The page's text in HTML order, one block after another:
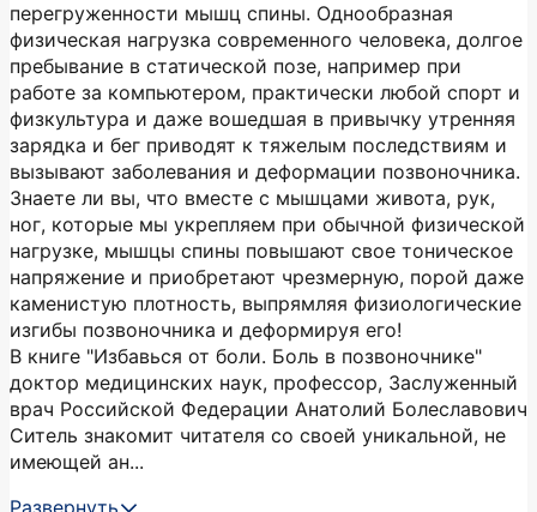
перегруженности мышц спины. Однообразная
физическая нагрузка современного человека, долгое
пребывание в статической позе, например при
работе за компьютером, практически любой спорт и
физкультура и даже вошедшая в привычку утренняя
зарядка и бег приводят к тяжелым последствиям и
вызывают заболевания и деформации позвоночника.
Знаете ли вы, что вместе с мышцами живота, рук,
ног, которые мы укрепляем при обычной физической
нагрузке, мышцы спины повышают свое тоническое
напряжение и приобретают чрезмерную, порой даже
каменистую плотность, выпрямляя физиологические
изгибы позвоночника и деформируя его!
В книге "Избавься от боли. Боль в позвоночнике"
доктор медицинских наук, профессор, Заслуженный
врач Российской Федерации Анатолий Болеславович
Ситель знакомит читателя со своей уникальной, не
имеющей ан...
Развернуть